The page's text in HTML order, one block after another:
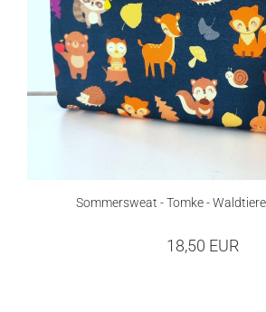
Sommersweat - Tomke -
18,50 EUR